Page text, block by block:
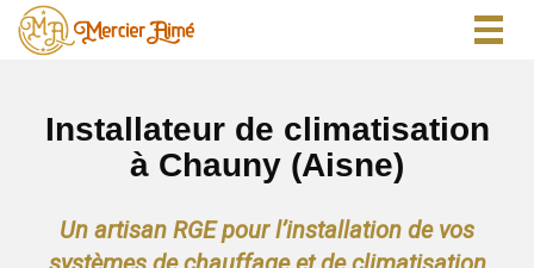
Installateur de climatisation
à Chauny (Aisne)
Un artisan RGE pour l’installation de vos